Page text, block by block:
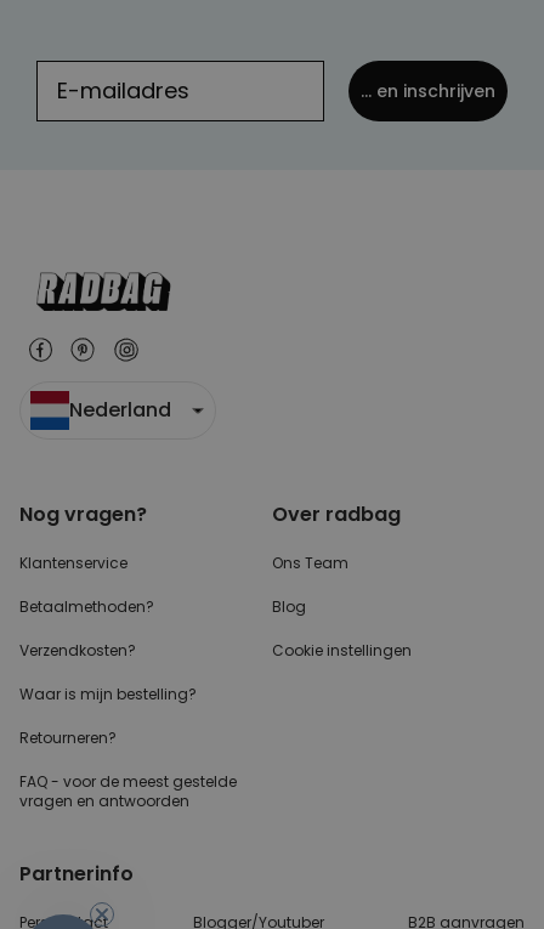
... en inschrijven
Nederland
Nog vragen?
Klantenservice
Betaalmethoden?
Verzendkosten?
Waar is mijn bestelling?
Retourneren?
FAQ - voor de meest gestelde
vragen en antwoorden
Over radbag
Ons Team
Blog
Cookie instellingen
Partnerinfo
Perscontact Blogger/Youtuber B2B aanvragen